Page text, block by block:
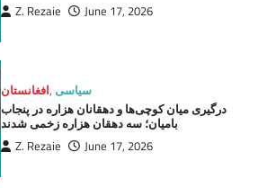
Z. Rezaie June 17, 2026
افغانستان,سیاسی
درگیری میان کوچی‌ها و دهقانان هزاره در پنجاب
بامیان؛ سه دهقان هزاره زخمی شدند
Z. Rezaie June 17, 2026